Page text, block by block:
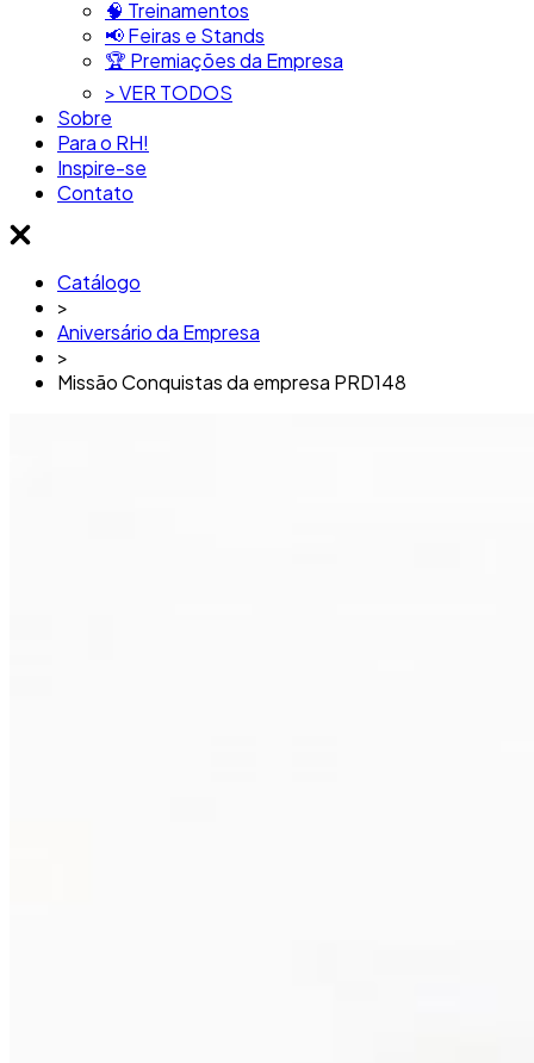
🧠​ Treinamentos
📢​ Feiras e Stands
🏆 Premiações da Empresa
> VER TODOS
Sobre
Para o RH!
Inspire-se
Contato
Catálogo
>
Aniversário da Empresa
>
Missão Conquistas da empresa PRD148